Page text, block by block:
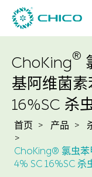
ChoKing®
基阿维菌
16%SC 杀
首页 产品
ChoKing® 氯虫苯
4% SC 16%SC 杀